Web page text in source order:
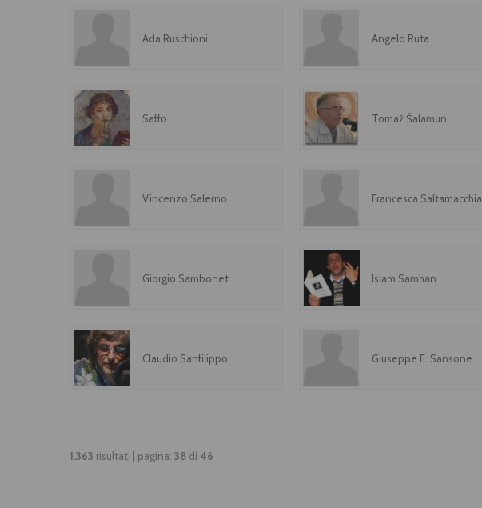
Ada Ruschioni Angelo Ruta
Saffo Tomaž Šalamun
Vincenzo Salerno Francesca Saltamacchia
Giorgio Sambonet Islam Samhan
Claudio Sanfilippo Giuseppe E. Sansone
1.363 risultati | pagina: 38 di 46